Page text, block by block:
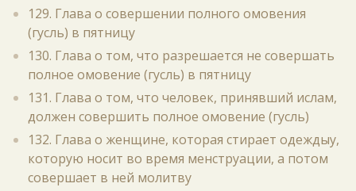
129. Глава о совершении полного омовения
(гусль) в пятницу
130. Глава о том, что разрешается не совершать
полное омовение (гусль) в пятницу
131. Глава о том, что человек, принявший ислам,
должен совершить полное омовение (гусль)
132. Глава о женщине, которая стирает одеждыу,
которую носит во время менструации, а потом
совершает в ней молитву